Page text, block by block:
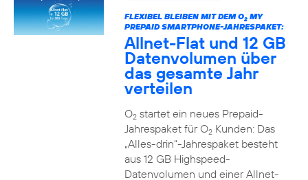
FLEXIBEL BLEIBEN MIT DEM O2MY
PREPAID SMARTPHONE-JAHRESPAKET:
Allnet-Flat und 12 GB
Datenvolumen über
das gesamte Jahr
verteilen
O2startet ein neues Prepaid-
Jahrespaket für O2Kunden: Das
„Alles-drin“-Jahrespaket besteht
aus 12 GB Highspeed-
Datenvolumen und einer Allnet-